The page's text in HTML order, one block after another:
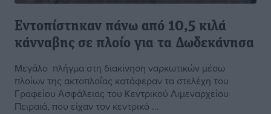
Εντοπίστηκαν πάνω από 10,5 κιλά
κάνναβης σε πλοίο για τα Δωδεκάνησα
Μεγάλο πλήγμα στη διακίνηση ναρκωτικών μέσω
πλοίων της ακτοπλοΐας κατάφεραν τα στελέχη του
Γραφείου Ασφάλειας του Κεντρικού Λιμεναρχείου
Πειραιά, που είχαν τον κεντρικό ...